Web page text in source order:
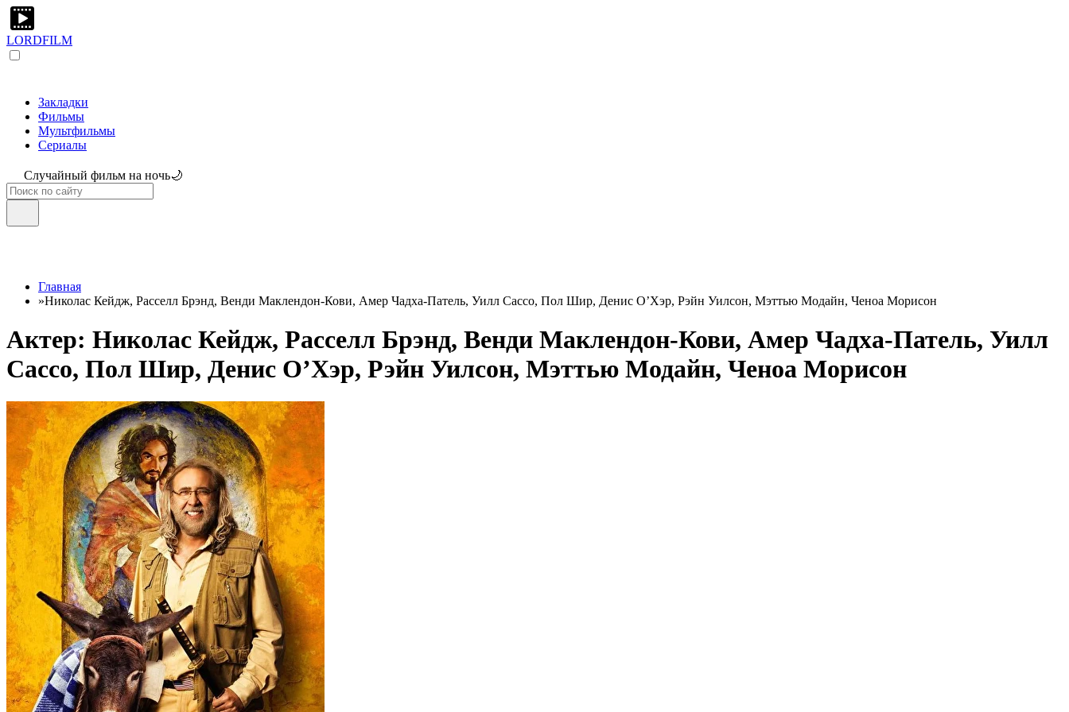
LORDFILM
Закладки
Фильмы
Мультфильмы
Сериалы
Случайный фильм на ночь🌙
Главная
»Николас Кейдж, Расселл Брэнд, Венди Маклендон-Кови, Амер Чадха-Патель, Уилл Сассо, Пол Шир, Денис О’Хэр, Рэйн Уилсон, Мэттью Модайн, Ченоа Морисон
Актер: Николас Кейдж, Расселл Брэнд, Венди Маклендон-Кови, Амер Чадха-Патель, Уилл
Сассо, Пол Шир, Денис О’Хэр, Рэйн Уилсон, Мэттью Модайн, Ченоа Морисон